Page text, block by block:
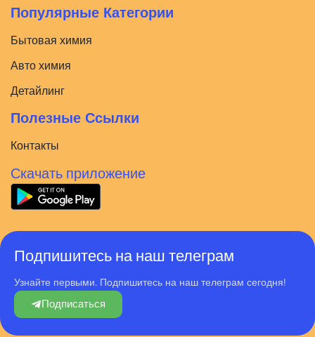
Популярные Категории
Бытовая химия
Авто химия
Детайлинг
Полезные Ссылки
Контакты
Скачать приложение
Подпишитесь на наш телеграм
Узнайте первыми. Подпишитесь на наш телеграм сегодня!
Подписаться